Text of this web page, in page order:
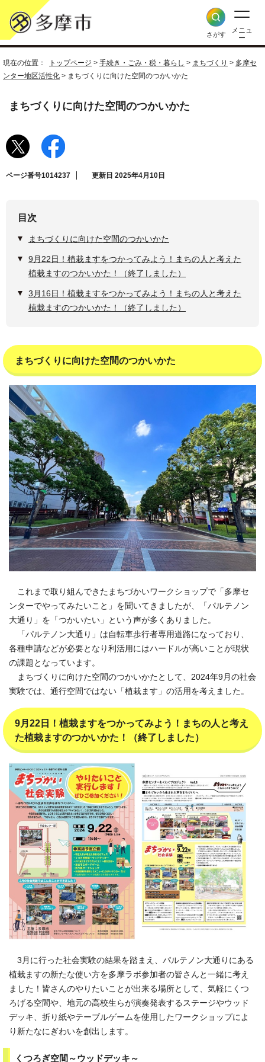
さがす
メニュ
ー
現在の位置： トップページ > 手続き・ごみ・税・暮らし > まちづくり > 多摩セ
ンター地区活性化 > まちづくりに向けた空間のつかいかた
まちづくりに向けた空間のつかいかた
ページ番号1014237 更新日 2025年4月10日
目次
まちづくりに向けた空間のつかいかた
9月22日！植栽ますをつかってみよう！まちの人と考えた
植栽ますのつかいかた！（終了しました）
3月16日！植栽ますをつかってみよう！まちの人と考えた
植栽ますのつかいかた！（終了しました）
まちづくりに向けた空間のつかいかた
これまで取り組んできたまちづかいワークショップで「多摩セ
ンターでやってみたいこと」を聞いてきましたが、「パルテノン
大通り」を「つかいたい」という声が多くありました。
「パルテノン大通り」は自転車歩行者専用道路になっており、
各種申請などが必要となり利活用にはハードルが高いことが現状
の課題となっています。
まちづくりに向けた空間のつかいかたとして、2024年9月の社会
実験では、通行空間ではない「植栽ます」の活用を考えました。
9月22日！植栽ますをつかってみよう！まちの人と考え
た植栽ますのつかいかた！（終了しました）
3月に行った社会実験の結果を踏まえ、パルテノン大通りにある
植栽ますの新たな使い方を多摩ラボ参加者の皆さんと一緒に考え
ました！皆さんのやりたいことが出来る場所として、気軽にくつ
ろげる空間や、地元の高校生らが演奏発表するステージやウッド
デッキ、折り紙やテーブルゲームを使用したワークショップによ
り新たなにぎわいを創出します。
くつろぎ空間～ウッドデッキ～